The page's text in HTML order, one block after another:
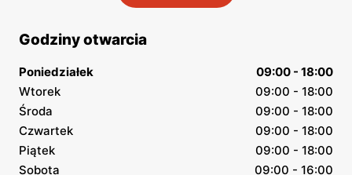
Godziny otwarcia
Poniedziałek
09:00 - 18:00
Wtorek
09:00 - 18:00
Środa
09:00 - 18:00
Czwartek
09:00 - 18:00
Piątek
09:00 - 18:00
Sobota
09:00 - 16:00